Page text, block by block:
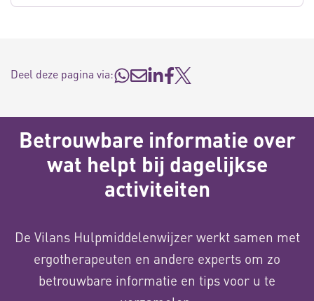
Deel deze pagina via:
Betrouwbare informatie over
wat helpt bij dagelijkse
activiteiten
De Vilans Hulpmiddelenwijzer werkt samen met
ergotherapeuten en andere experts om zo
betrouwbare informatie en tips voor u te